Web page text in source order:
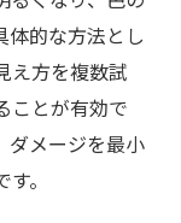
体的な方法とし
え方を複数試
ことが有効で
ダメージを最小
。